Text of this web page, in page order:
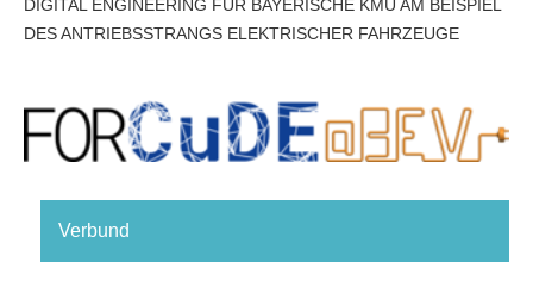
DIGITAL ENGINEERING FÜR BAYERISCHE KMU AM BEISPIEL
DES ANTRIEBSSTRANGS ELEKTRISCHER FAHRZEUGE
Verbund